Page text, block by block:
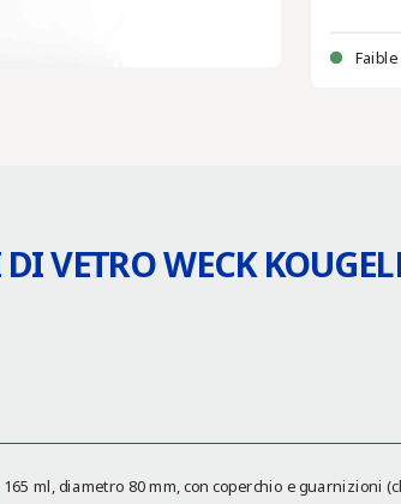
VETRO WECK
ml, diametro 80 mm, con coperchio e guarnizioni